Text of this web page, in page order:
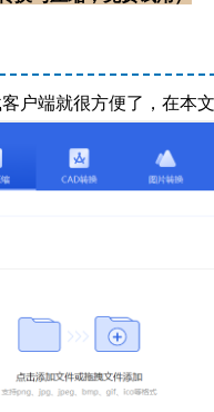
户端就很方便了，在本